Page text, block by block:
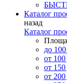
Каталог
назад
Каталог
до
от
от
от